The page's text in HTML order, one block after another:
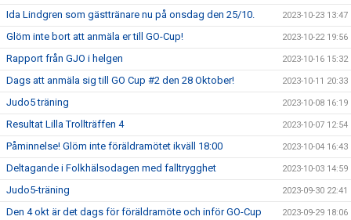
Ida Lindgren som gästtränare nu på onsdag den 25/10. 2023-10-23 13:47
Glöm inte bort att anmäla er till GO-Cup! 2023-10-22 19:56
Rapport från GJO i helgen 2023-10-16 15:32
Dags att anmäla sig till GO Cup #2 den 28 Oktober! 2023-10-11 20:33
Judo5 träning 2023-10-08 16:19
Resultat Lilla Trollträffen 4 2023-10-07 12:54
Påminnelse! Glöm inte föräldramötet ikväll 18:00 2023-10-04 16:43
Deltagande i Folkhälsodagen med falltrygghet 2023-10-03 14:59
Judo5-träning 2023-09-30 22:41
Den 4 okt är det dags för föräldramöte och inför GO-Cup 2023-09-29 18:06